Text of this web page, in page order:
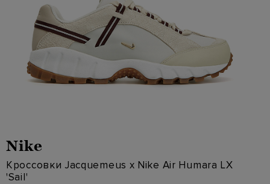
Nike
Кроссовки Jacquemeus x Nike Air Humara LX
'Sail'